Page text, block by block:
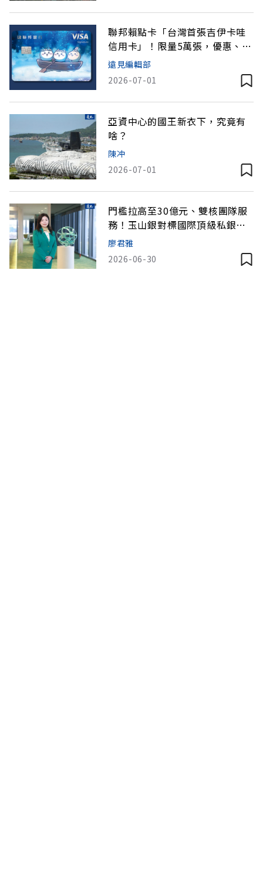
聯邦賴點卡「台灣首張吉伊卡哇
信用卡」！限量5萬張，優惠、回
饋一次看
遠見編輯部
2026-07-01
亞資中心的國王新衣下，究竟有
啥？
陳冲
2026-07-01
門檻拉高至30億元、雙核團隊服
務！玉山銀對標國際頂級私銀搶
攻高資產市場
廖君雅
2026-06-30